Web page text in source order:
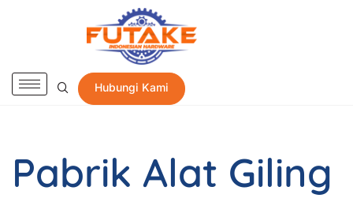
Hubungi Kami
Pabrik Alat Giling